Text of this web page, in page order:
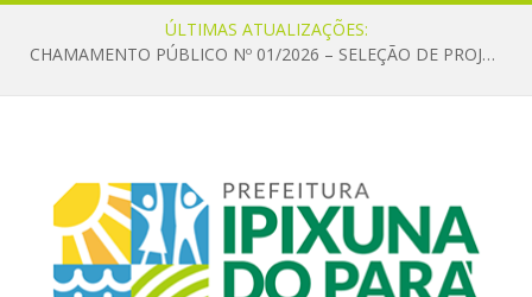
ÚLTIMAS ATUALIZAÇÕES:
CHAMAMENTO PÚBLICO Nº 01/2026 – SELEÇÃO DE PROJETOS PARA FIRMAR TERMO DE EXECUÇÃO CULTURAL COM RECURSOS DA POLÍTICA NACIONAL ALDIR BLANC DE FOMENTO À CULTURA – PNAB (LEI Nº 14.399/2022)